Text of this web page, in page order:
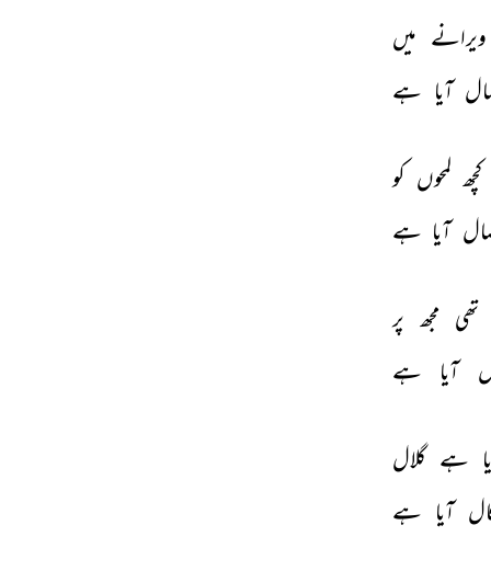
ویرانے میں
آیا ہے
کچھ لمحوں کو
آیا ہے
تھی مجھ پر
آیا ہے
ہے گلال
آیا ہے